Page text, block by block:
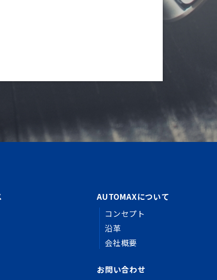
AUTOMAXについて
コンセプト
沿革
会社概要
お問い合わせ